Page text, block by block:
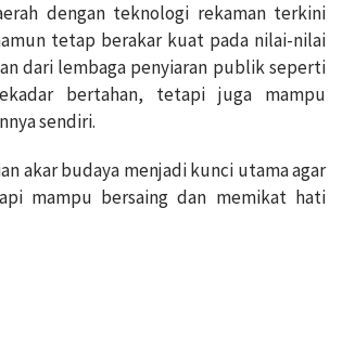
dengan teknologi rekaman terkini
tetap berakar kuat pada nilai-nilai
dari lembaga penyiaran publik seperti
bertahan, tetapi juga mampu
sendiri.
akar budaya menjadi kunci utama agar
mampu bersaing dan memikat hati